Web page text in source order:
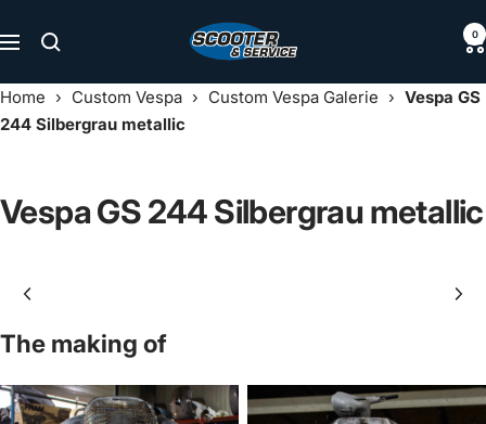
zum
Navigation
Scooter
Service
0
Home › Custom Vespa › Custom Vespa Galerie › Vespa GS
244 Silbergrau metallic
Vespa GS 244 Silbergrau metallic
The making of